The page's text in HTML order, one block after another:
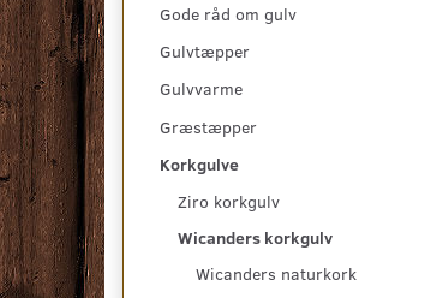
Gode råd om gulv
Gulvtæpper
Gulvvarme
Græstæpper
Korkgulve
Ziro korkgulv
Wicanders korkgulv
Wicanders naturkork